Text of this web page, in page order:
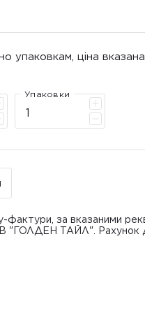
упаковкам, ціна
Упаковки
фактури, за вказаними
"ГОЛДЕН ТАЙЛ". Рахунок